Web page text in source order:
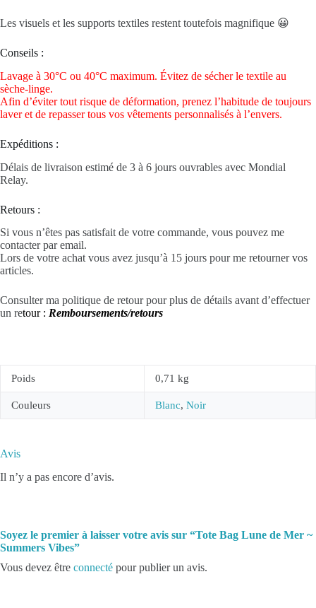
Les visuels et les supports textiles restent toutefois magnifique 😀
Conseils :
Lavage à 30°C ou 40°C maximum. Évitez de sécher le textile au
sèche-linge.
Afin d’éviter tout risque de déformation, prenez l’habitude de toujours
laver et de repasser tous vos vêtements personnalisés à l’envers.
Expéditions :
Délais de livraison estimé de 3 à 6 jours ouvrables avec Mondial
Relay.
Retours :
Si vous n’êtes pas satisfait de votre commande, vous pouvez me
contacter par email.
Lors de votre achat vous avez jusqu’à 15 jours pour me retourner vos
articles.
Consulter ma politique de retour pour plus de détails avant d’effectuer
un retour : Remboursements/retours
Poids 0,71 kg
Couleurs Blanc, Noir
Avis
Il n’y a pas encore d’avis.
Soyez le premier à laisser votre avis sur “Tote Bag Lune de Mer ~
Summers Vibes”
Vous devez être connecté pour publier un avis.